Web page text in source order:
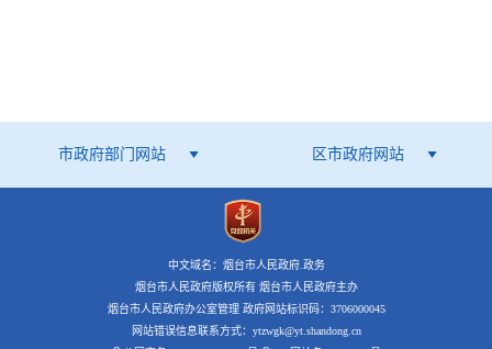
市政府部门网站 区市政府网站
中文域名：烟台市人民政府.政务
烟台市人民政府版权所有 烟台市人民政府主办
烟台市人民政府办公室管理 政府网站标识码：3706000045
网站错误信息联系方式：ytzwgk@yt.shandong.cn